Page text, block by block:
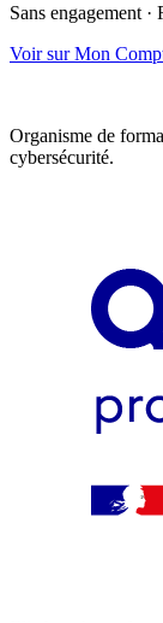
Sans engagement ·
Voir sur Mon
Organisme de
cybersécurité.